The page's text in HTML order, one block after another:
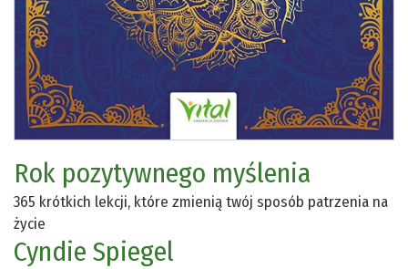
Rok pozytywnego myślenia
365 krótkich lekcji, które zmienią twój sposób patrzenia na
życie
Cyndie Spiegel